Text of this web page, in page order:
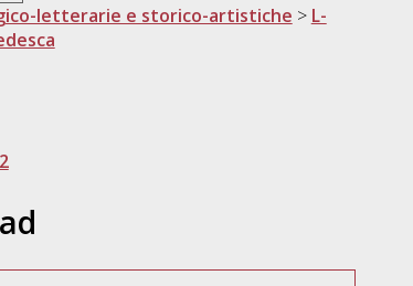
letterarie e storico-artistiche > L-